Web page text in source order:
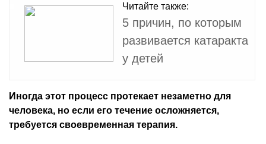
Читайте также:
5 причин, по которым
развивается катаракта
у детей
Иногда этот процесс протекает незаметно для
человека, но если его течение осложняется,
требуется своевременная терапия.